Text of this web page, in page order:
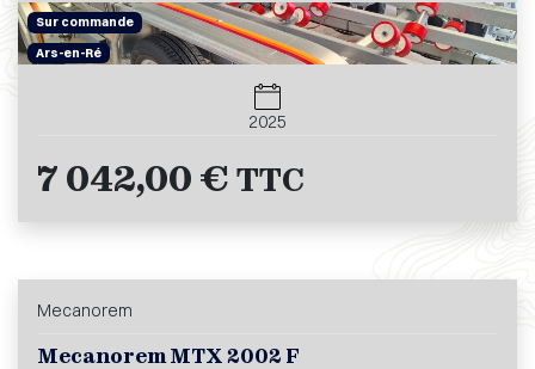
Sur commande
Ars-en-Ré
2025
7 042,00 € TTC
Mecanorem
Mecanorem MTX 2002 F